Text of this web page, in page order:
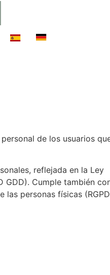
de los usuarios
reflejada en la Ley
GDD). Cumple también
personas físicas